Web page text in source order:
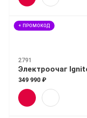
+ ПРОМОКОД
2791
Электроочаг
349 990 ₽